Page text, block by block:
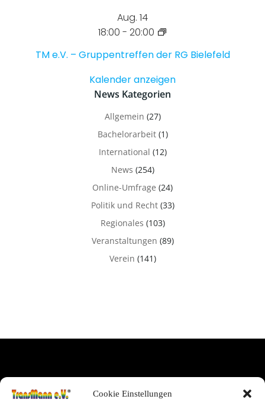
Cookie Einstellungen
Aug. 14
18:00 - 20:00
TM e.V. – Gruppentreffen der RG Bielefeld
Kalender anzeigen
News Kategorien
Allgemein (27)
Bachelorarbeit(1)
International (12)
News (254)
Online-Umfrage (24)
Politik und Recht(33)
Regionales (103)
Veranstaltungen (89)
Verein (141)
IMPRESSUM